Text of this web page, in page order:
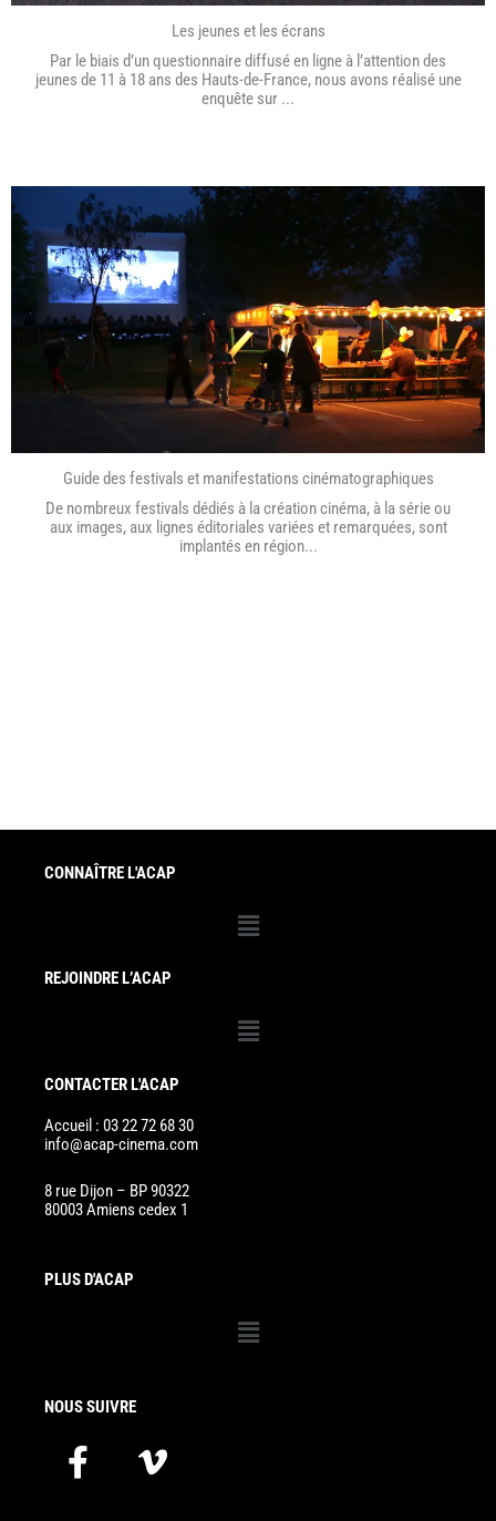
Les jeunes et les écrans
Par le biais d’un questionnaire diffusé en ligne à l’attention des
jeunes de 11 à 18 ans des Hauts-de-France, nous avons réalisé une
enquête sur ...
Guide des festivals et manifestations cinématographiques
De nombreux festivals dédiés à la création cinéma, à la série ou
aux images, aux lignes éditoriales variées et remarquées, sont
implantés en région...
CONNAÎTRE L'ACAP
Menu
REJOINDRE L’ACAP
Menu
CONTACTER L'ACAP
Accueil : 03 22 72 68 30
info@acap-cinema.com
8 rue Dijon – BP 90322
80003 Amiens cedex 1
PLUS D'ACAP
Menu
NOUS SUIVRE
F
a
V
i